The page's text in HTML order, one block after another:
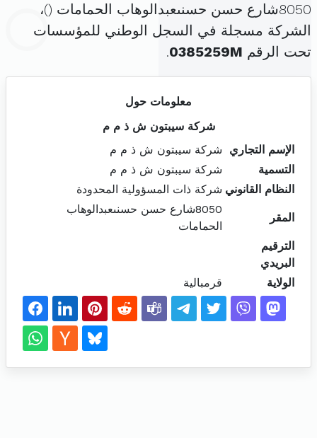
8050شارع حسن حسنىعبدالوهاب الحمامات (
)،
الشركة مسجلة في السجل الوطني للمؤسسات
تحت الرقم 0385259M
.
معلومات حول
شركة سيبتون ش ذ م م
الإسم التجاري
شركة سيبتون ش ذ م م
التسمية
شركة سيبتون ش ذ م م
النظام القانوني شركة ذات المسؤولية المحدودة
المقر
8050شارع حسن حسنىعبدالوهاب
الحمامات
الترقيم
البريدي
الولاية
قرمبالية